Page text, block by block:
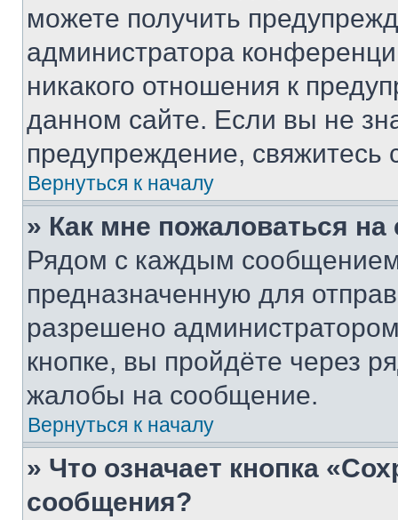
можете получить
администратора
никакого отношения к
данном сайте. Если вы не
предупреждение,
Вернуться к началу
» Как мне пожаловаться
Рядом с каждым сообщением
предназначенную для
разрешено
кнопке, вы пройдёте через
жалобы на сообщение.
Вернуться к началу
» Что означает кнопка
сообщения?